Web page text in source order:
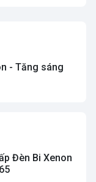
- Tăng sáng
Đèn Bi Xenon